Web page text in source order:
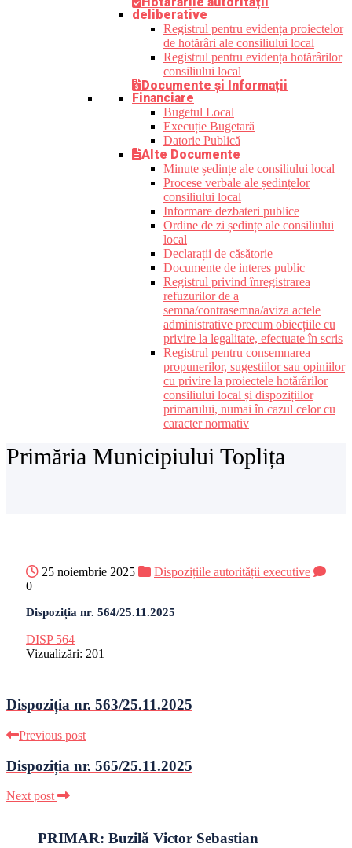
deliberative
Registrul pentru evidența proiectelor
de hotărâri ale consiliului local
Registrul pentru evidența hotărârilor
consiliului local
Documente și Informații
Financiare
Bugetul Local
Execuție Bugetară
Datorie Publică
Alte Documente
Minute ședințe ale consiliului local
Procese verbale ale ședințelor
consiliului local
Informare dezbateri publice
Ordine de zi ședințe ale consiliului
local
Declarații de căsătorie
Documente de interes public
Registrul privind înregistrarea
refuzurilor de a
semna/contrasemna/aviza actele
administrative precum obiecțiile cu
privire la legalitate, efectuate în scris
Registrul pentru consemnarea
propunerilor, sugestiilor sau opiniilor
cu privire la proiectele hotărârilor
consiliului local și dispozițiilor
primarului, numai în cazul celor cu
caracter normativ
Primăria Municipiului Toplița
25 noiembrie 2025
Dispozițiile autorității executive
0
Dispoziția nr. 564/25.11.2025
DISP 564
Vizualizări: 201
Dispoziția nr. 563/25.11.2025
Previous post
Dispoziția nr. 565/25.11.2025
Next post
PRIMAR: Buzilă Victor Sebastian